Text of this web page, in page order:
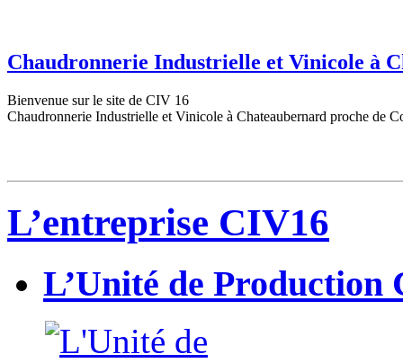
Chaudronnerie Industrielle et Vinicole à
Bienvenue sur le site de CIV 16
Chaudronnerie Industrielle et Vinicole à Chateaubernard proche de
L’entreprise CIV16
L’Unité de Production